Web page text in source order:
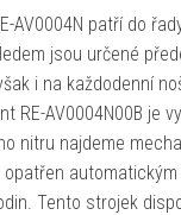
AV0004N patří do
jsou určené
i na každodenní
RE-AV0004N00B je
nitru najdeme
opatřen
Tento strojek